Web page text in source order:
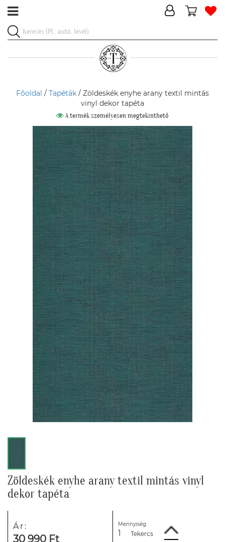
Főoldal / Tapéták / Zöldeskék enyhe arany textil mintás
vinyl dekor tapéta
A termék személyesen megtekinthető
Zöldeskék enyhe arany textil mintás vinyl
dekor tapéta
Ár:
30 990 Ft
Mennyiség:
Tekercs